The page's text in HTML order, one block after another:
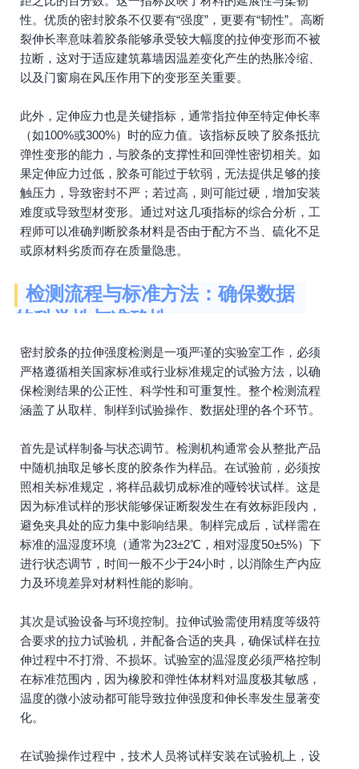
性。优质的密封胶条不仅要有“强度”，更要有“韧性”。高断
裂伸长率意味着胶条能够承受较大幅度的拉伸变形而不被
拉断，这对于适应建筑幕墙因温差变化产生的热胀冷缩、
以及门窗扇在风压作用下的变形至关重要。
此外，定伸应力也是关键指标，通常指拉伸至特定伸长率
（如100%或300%）时的应力值。该指标反映了胶条抵抗
弹性变形的能力，与胶条的支撑性和回弹性密切相关。如
果定伸应力过低，胶条可能过于软弱，无法提供足够的接
触压力，导致密封不严；若过高，则可能过硬，增加安装
难度或导致型材变形。通过对这几项指标的综合分析，工
程师可以准确判断胶条材料是否由于配方不当、硫化不足
或原材料劣质而存在质量隐患。
检测流程与标准方法：确保数据
的科学性与准确性
密封胶条的拉伸强度检测是一项严谨的实验室工作，必须
严格遵循相关国家标准或行业标准规定的试验方法，以确
保检测结果的公正性、科学性和可重复性。整个检测流程
涵盖了从取样、制样到试验操作、数据处理的各个环节。
首先是试样制备与状态调节。检测机构通常会从整批产品
中随机抽取足够长度的胶条作为样品。在试验前，必须按
照相关标准规定，将样品裁切成标准的哑铃状试样。这是
因为标准试样的形状能够保证断裂发生在有效标距段内，
避免夹具处的应力集中影响结果。制样完成后，试样需在
标准的温湿度环境（通常为23±2℃，相对湿度50±5%）下
进行状态调节，时间一般不少于24小时，以消除生产内应
力及环境差异对材料性能的影响。
其次是试验设备与环境控制。拉伸试验需使用精度等级符
合要求的拉力试验机，并配备合适的夹具，确保试样在拉
伸过程中不打滑、不损坏。试验室的温湿度必须严格控制
在标准范围内，因为橡胶和弹性体材料对温度极其敏感，
温度的微小波动都可能导致拉伸强度和伸长率发生显著变
化。
在试验操作过程中，技术人员将试样安装在试验机上，设